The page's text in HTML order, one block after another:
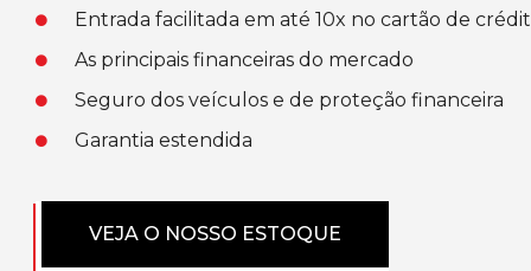
Entrada facilitada em até 10x no cartão de
As principais financeiras do mercado
Seguro dos veículos e de proteção financeira
Garantia estendida
VEJA O NOSSO ESTOQUE